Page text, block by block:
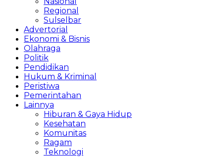
Regional
Sulselbar
Advertorial
Ekonomi & Bisnis
Olahraga
Politik
Pendidikan
Hukum & Kriminal
Peristiwa
Pemerintahan
Lainnya
Hiburan & Gaya Hidup
Kesehatan
Komunitas
Ragam
Teknologi